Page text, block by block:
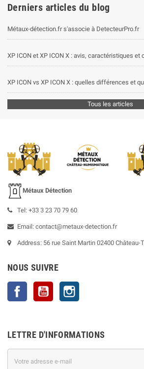
Derniers articles du blog
Métaux-détection.fr s'associe à DetecteurPro.fr
XP ICON et XP ICON X : avis, caractéristiques et
XP ICON vs XP ICON X : quelles différences et
Tous les articles
Métaux Détection
Tel: +33 3 23 70 79 60
Email: contact@metaux-detection.fr
Address: 56 rue Saint Martin 02400 Château-
NOUS SUIVRE
Facebook YouTube
LETTRE D'INFORMATIONS